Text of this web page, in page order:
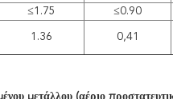
≤1.75 ≤0.90
1.36 0,41
μετάλλου (αέριο